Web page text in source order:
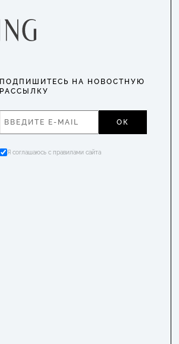
ПОДПИШИТЕСЬ НА НОВОСТНУЮ
РАССЫЛКУ
ОК
Я соглашаюсь с правилами сайта